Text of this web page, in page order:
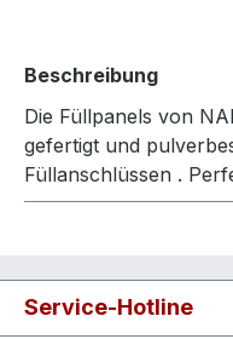
Beschreibung
Die Füllpanels von
gefertigt und
Füllanschlüssen .
Service-Hotline